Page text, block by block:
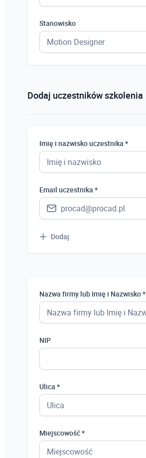
Stanowisko
Dodaj uczestników szkolenia
Imię i nazwisko uczestnika *
Email uczestnika *
Dodaj
Nazwa firmy lub Imię i Nazwisko *
NIP
Ulica *
Miejscowość *
Uczeń
Bezrobotny